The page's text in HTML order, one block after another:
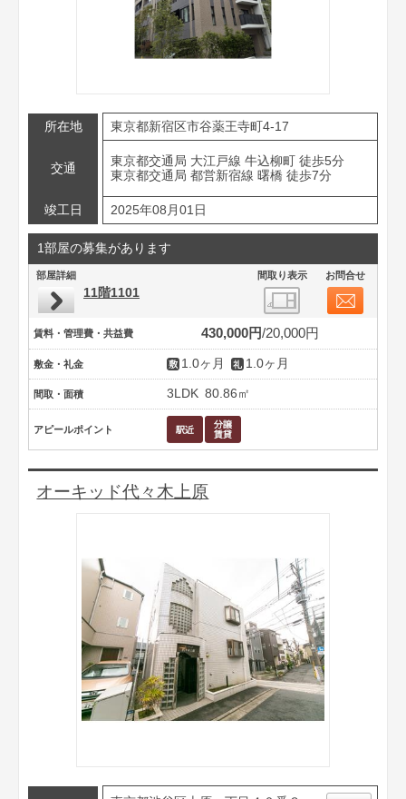
所在地 東京都新宿区市谷薬王寺町4-17
交通
東京都交通局 大江戸線 牛込柳町 徒歩5分
東京都交通局 都営新宿線 曙橋 徒歩7分
竣工日 2025年08月01日
1部屋の募集があります
部屋詳細 間取り表示 お問合せ
11階1101
賃料・管理費・共益費 430,000円 20,000円
敷金・礼金 1.0ヶ月 1.0ヶ月
間取・面積 3LDK 80.86㎡
アピールポイント
オーキッド代々木上原